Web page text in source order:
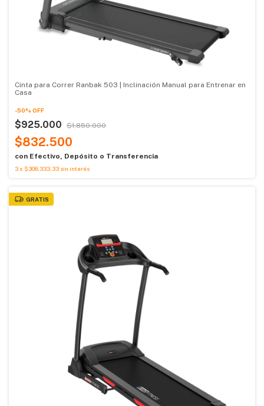
Cinta para Correr Ranbak 503 | Inclinación Manual para Entrenar en
Casa
-50% OFF
$925.000 $1.850.000
$832.500
con Efectivo, Depósito o Transferencia
3x $308.333,33 sin interés
GRATIS